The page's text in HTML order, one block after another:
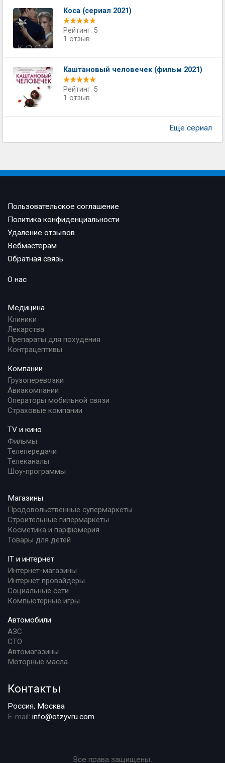
Коса (сериал 2021)
Рейтинг: 5
1 отзыв
Каштановый человечек (фильм 2021)
Рейтинг: 5
1 отзыв
Еще сериал
Пользовательское соглашение
Политика конфиденциальности
Удаление отзывов
Вебмастерам
Обратная связь
О нас
Медицина
Клиники
Лекарства
Препараты для похудения
Контрацептивы
Компании
Грузоперевозки
Авиакомпании
Операторы мобильной связи
Страховые компании
TV и кино
Фильмы
Телепередачи
Телеканалы
Шоу-программы
Магазины
Продовольственные супермаркеты
Строительные гипермаркеты
Косметика и парфюмерия
Товары для детей
IT и интернет
Интернет-магазины
Интернет провайдеры
Социальные сети
Компьютерные игры
Автомобили
АЗС
СТО
Автомагазины
Моторные масла
Контакты
Россия, Москва
E-mail: info@otzyvru.com
Все права защищены.